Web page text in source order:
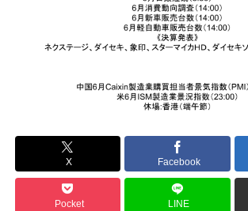
X Facebook
Pocket LINE